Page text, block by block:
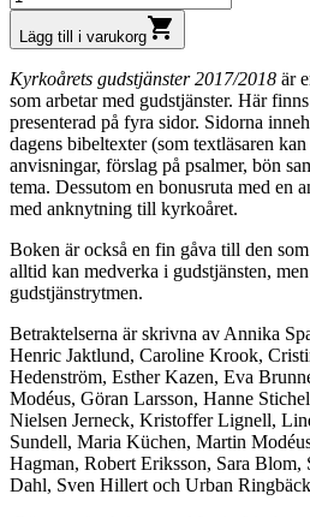
Lägg till i varukorgshopping_cart
Kyrkoårets gudstjänster 2017/2018 är
som arbetar med gudstjänster. Här
presenterad på fyra sidor. Sidorna
dagens bibeltexter (som textläsaren
anvisningar, förslag på psalmer, bön
tema. Dessutom en bonusruta med en
med anknytning till kyrkoåret.
Boken är också en fin gåva till den
alltid kan medverka i gudstjänsten,
gudstjänstrytmen.
Betraktelserna är skrivna av Annika
Henric Jaktlund, Caroline Krook,
Hedenström, Esther Kazen, Eva
Modéus, Göran Larsson, Hanne
Nielsen Jerneck, Kristoffer Lignell,
Sundell, Maria Küchen, Martin
Hagman, Robert Eriksson, Sara Blom,
Dahl, Sven Hillert och Urban